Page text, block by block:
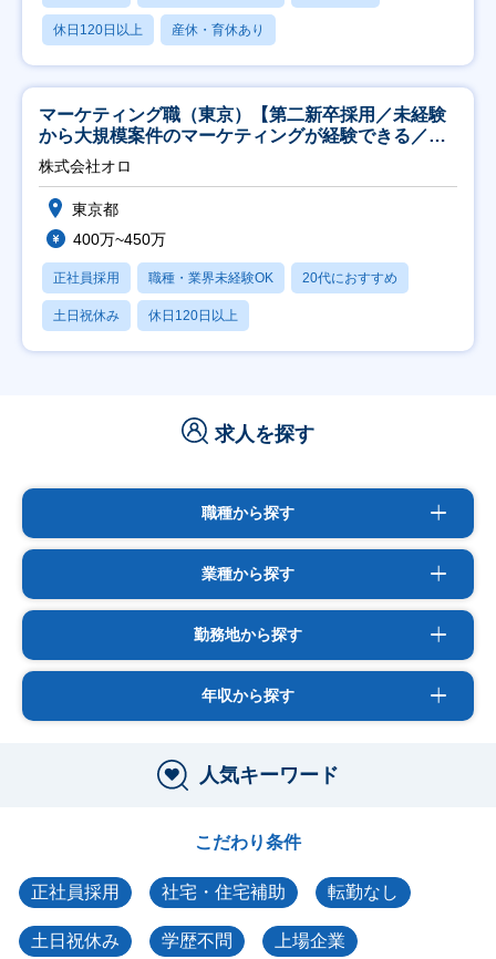
休日120日以上 産休・育休あり
マーケティング職（東京）【第二新卒採用／未経験
から大規模案件のマーケティングが経験できる／研
修充実】
株式会社オロ
東京都
400万~450万
正社員採用 職種・業界未経験OK 20代におすすめ
土日祝休み 休日120日以上
求人を探す
職種から探す
業種から探す
勤務地から探す
年収から探す
人気キーワード
こだわり条件
正社員採用 社宅・住宅補助 転勤なし
土日祝休み 学歴不問 上場企業